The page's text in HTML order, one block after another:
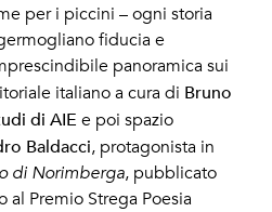
per i piccini – ogni storia
fiducia e
panoramica sui
italiano a cura di Bruno
di AIEe poi spazio
Baldacci, protagonista in
di Norimberga, pubblicato
Premio Strega Poesia